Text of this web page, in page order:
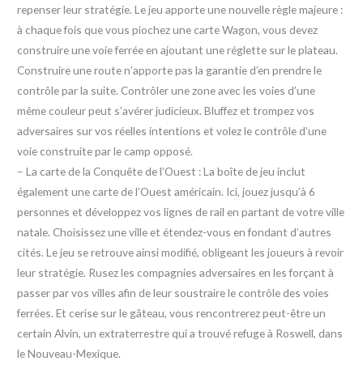
repenser leur stratégie. Le jeu apporte une nouvelle règle majeure :
à chaque fois que vous piochez une carte Wagon, vous devez
construire une voie ferrée en ajoutant une réglette sur le plateau.
Construire une route n’apporte pas la garantie d’en prendre le
contrôle par la suite. Contrôler une zone avec les voies d’une
même couleur peut s’avérer judicieux. Bluffez et trompez vos
adversaires sur vos réelles intentions et volez le contrôle d’une
voie construite par le camp opposé.
– La carte de la Conquête de l’Ouest : La boîte de jeu inclut
également une carte de l’Ouest américain. Ici, jouez jusqu’à 6
personnes et développez vos lignes de rail en partant de votre ville
natale. Choisissez une ville et étendez-vous en fondant d’autres
cités. Le jeu se retrouve ainsi modifié, obligeant les joueurs à revoir
leur stratégie. Rusez les compagnies adversaires en les forçant à
passer par vos villes afin de leur soustraire le contrôle des voies
ferrées. Et cerise sur le gâteau, vous rencontrerez peut-être un
certain Alvin, un extraterrestre qui a trouvé refuge à Roswell, dans
le Nouveau-Mexique.